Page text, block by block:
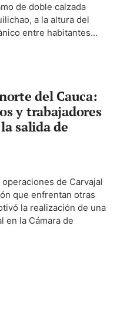
de doble calzada
a la altura del
entre habitantes...
del Cauca:
y trabajadores
salida de
de Carvajal
que enfrentan otras
la realización de una
en la Cámara de